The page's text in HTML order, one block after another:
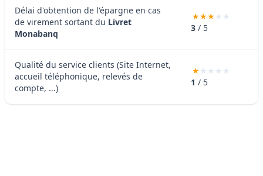
Délai d'obtention de l'épargne en cas
de virement sortant du Livret
Monabanq
3 / 5
Qualité du service clients (Site Internet,
accueil téléphonique, relevés de
compte, ...)
1 / 5